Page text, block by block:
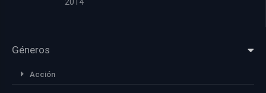
Géneros
Acción